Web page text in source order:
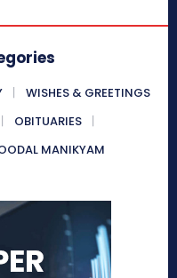
WISHES & GREETINGS
OBITUARIES
MANIKYAM